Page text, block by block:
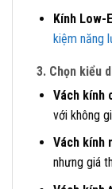
Kính Low-
kiệm năng
3. Chọn kiểu
Vách kính
với không
Vách kính
nhưng giá